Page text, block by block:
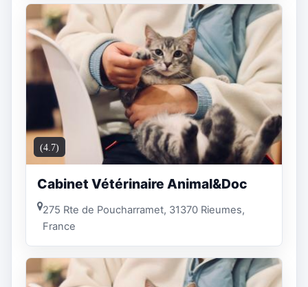
(4.7)
Cabinet Vétérinaire Animal&Doc
275 Rte de Poucharramet, 31370 Rieumes,
France